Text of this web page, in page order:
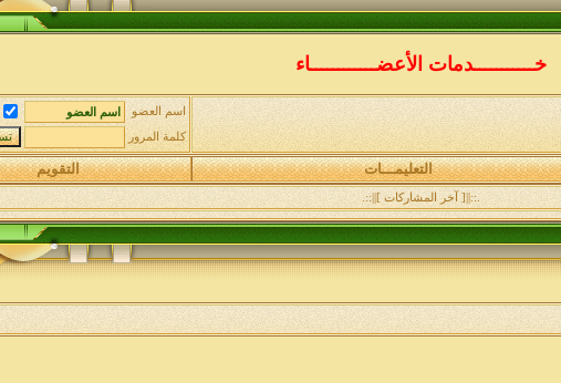
خـــــــــــدمات الأعضــــــــــــاء
اسم العضو
كلمة المرور
التعليمـــات التقويم
.::||[ آخر المشاركات ]||::.